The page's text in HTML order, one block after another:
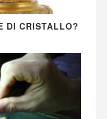
DI CRISTALLO?